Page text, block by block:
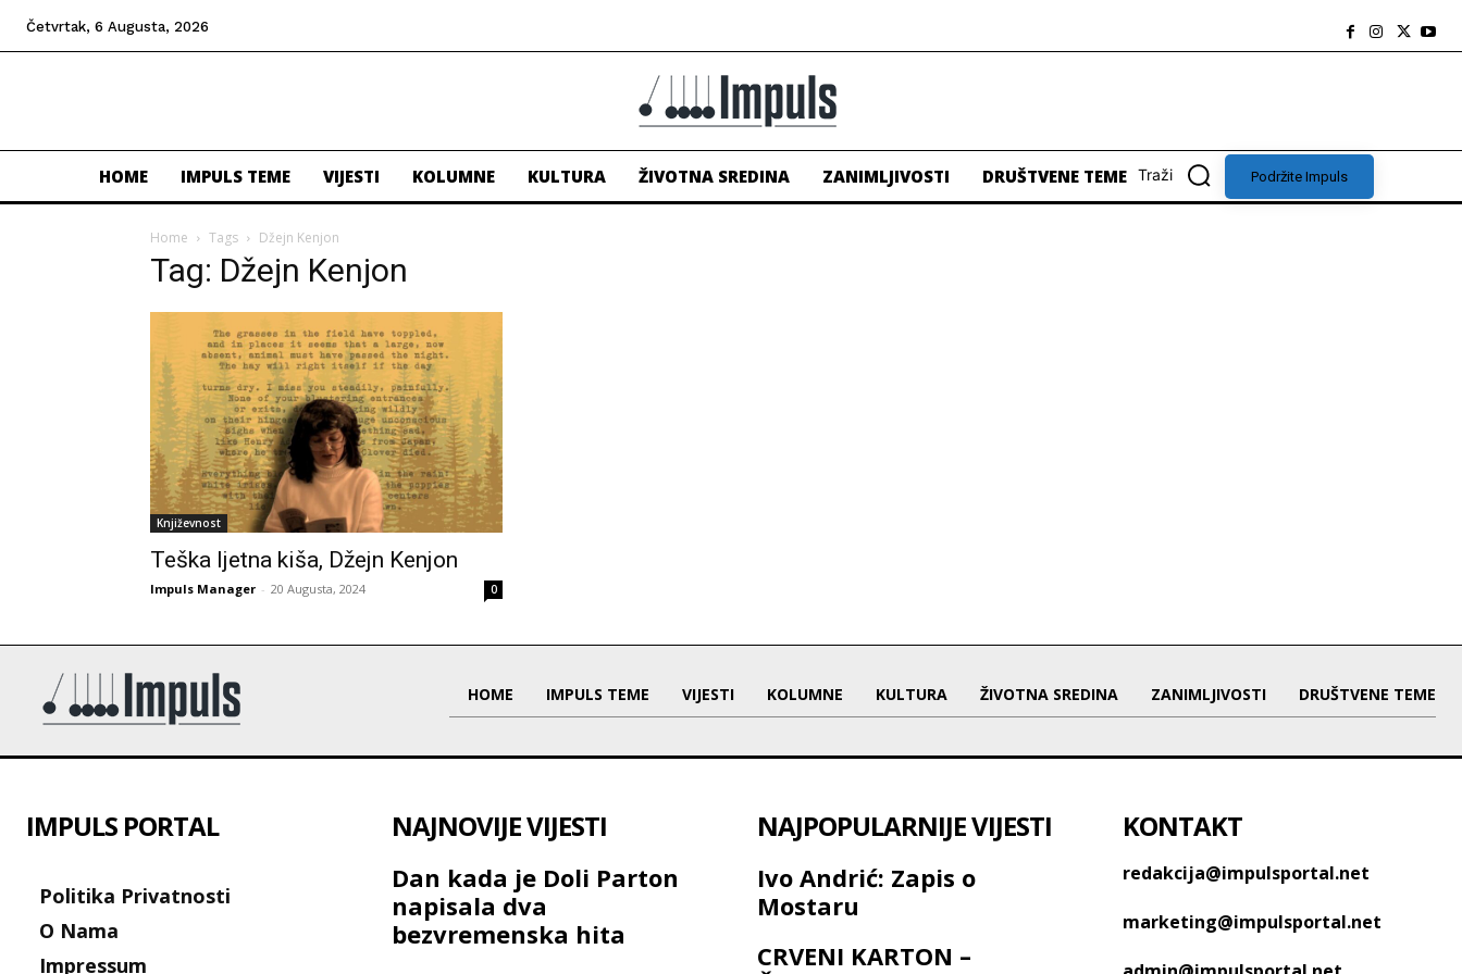
Četvrtak, 6 Augusta, 2026
HOME IMPULS TEME VIJESTI KOLUMNE KULTURA ŽIVOTNA SREDINA ZANIMLJIVOSTI DRUŠTVENE TEME Traži Podržite Impuls
Home Tags Džejn Kenjon
Tag: Džejn Kenjon
Književnost
Teška ljetna kiša, Džejn Kenjon
Impuls Manager - 20 Augusta, 2024 0
HOME IMPULS TEME VIJESTI KOLUMNE KULTURA ŽIVOTNA SREDINA ZANIMLJIVOSTI DRUŠTVENE TEME
IMPULS PORTAL
Politika Privatnosti
O Nama
Impressum
NAJNOVIJE VIJESTI
Dan kada je Doli Parton
napisala dva
bezvremenska hita
NAJPOPULARNIJE VIJESTI
Ivo Andrić: Zapis o
Mostaru
CRVENI KARTON –
KONTAKT
redakcija@impulsportal.net
marketing@impulsportal.net